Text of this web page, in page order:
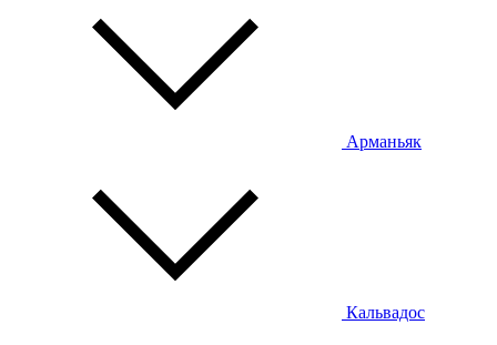
Арманьяк
Кальвадос